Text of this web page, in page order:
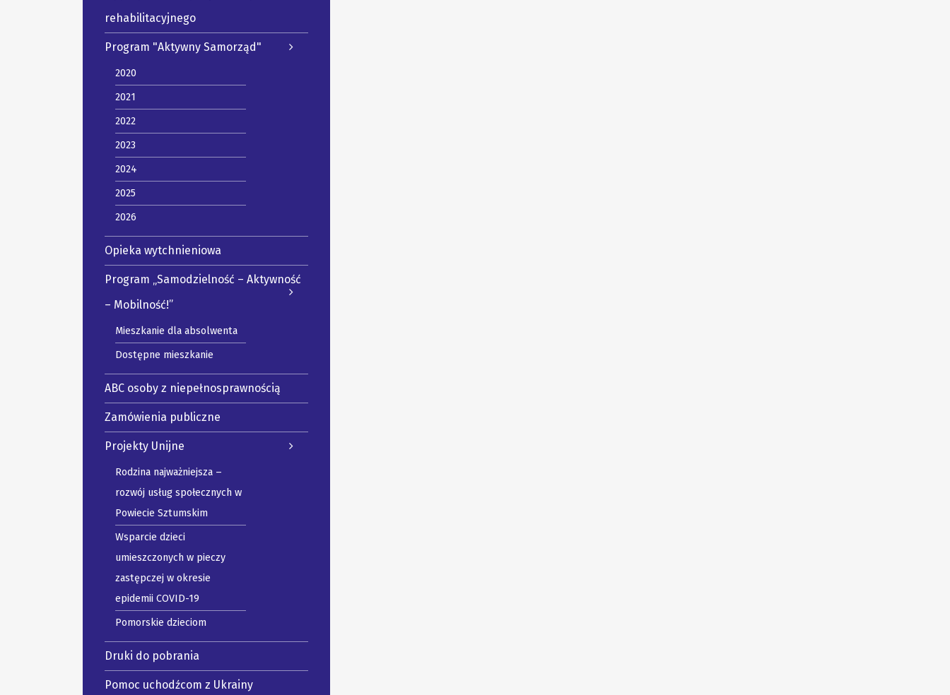
rehabilitacyjnego
Program "Aktywny Samorząd"
2020
2021
2022
2023
2024
2025
2026
Opieka wytchnieniowa
Program „Samodzielność – Aktywność
– Mobilność!”
Mieszkanie dla absolwenta
Dostępne mieszkanie
ABC osoby z niepełnosprawnością
Zamówienia publiczne
Projekty Unijne
Rodzina najważniejsza –
rozwój usług społecznych w
Powiecie Sztumskim
Wsparcie dzieci
umieszczonych w pieczy
zastępczej w okresie
epidemii COVID-19
Pomorskie dzieciom
Druki do pobrania
Pomoc uchodźcom z Ukrainy